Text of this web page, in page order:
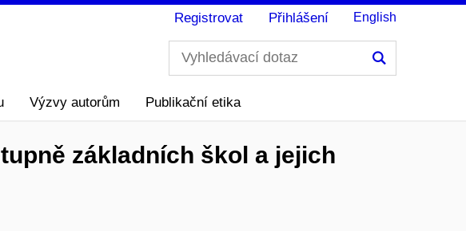
Registrovat Přihlášení English
Výzvy autorům Publikační etika
základních škol a jejich